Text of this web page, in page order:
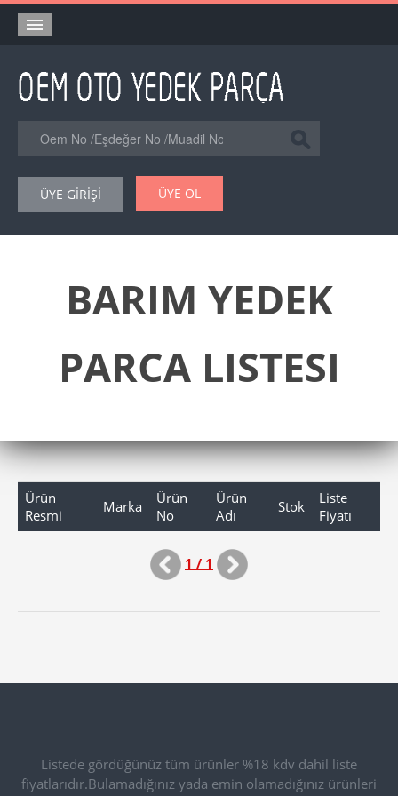
Orjinal Yedek Parça
Eşdeğer Muadil Yedek Parça
Şase Numarası VIN Yedekparça Sorgulama
Hakkımızda
ÜYE GİRİŞİ ÜYE OL
BARIM YEDEK
PARCA LISTESI
Ürün
Resmi
Marka
Ürün
No
Ürün
Adı
Stok
Liste
Fiyatı
1 / 1
Listede gördüğünüz tüm ürünler %18 kdv dahil liste
fiyatlarıdır.Bulamadığınız yada emin olamadığınız ürünleri